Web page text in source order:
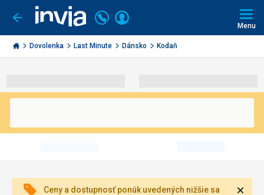
Ísť
späť
Invia.sk
Volajte
+421
2
3221
Prihlásiť
Menu
Dovolenka Last Minute Dánsko Kodaň
Ceny a dostupnosť ponúk uvedených nižšie sa